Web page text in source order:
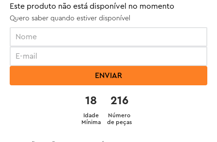
Este produto não está disponível no momento
Quero saber quando estiver disponível
ENVIAR
216
Número
de peças
18
Idade
Mínima